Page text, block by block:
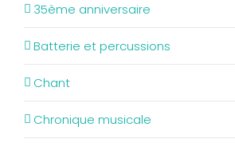
35ème anniversaire
Batterie et percussions
Chant
Chronique musicale